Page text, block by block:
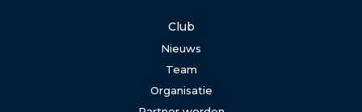
Club
Nieuws
Team
Organisatie